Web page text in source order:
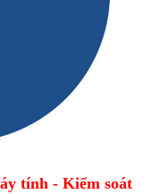
tính - Kiểm soát